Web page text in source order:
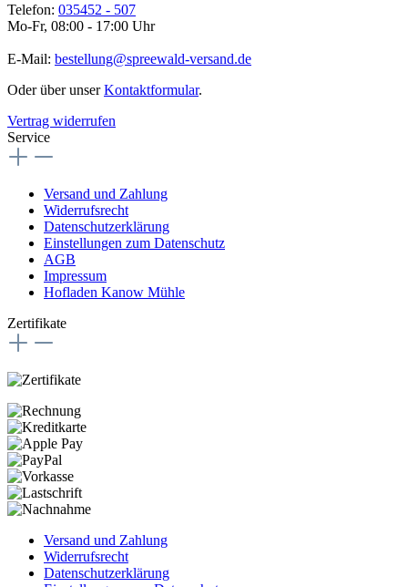
Telefon: 035452 - 507
Mo-Fr, 08:00 - 17:00 Uhr
E-Mail: bestellung@spreewald-versand.de
Oder über unserKontaktformular.
Vertrag widerrufen
Service
Versand und Zahlung
Widerrufsrecht
Datenschutzerklärung
Einstellungen zum Datenschutz
AGB
Impressum
Hofladen Kanow Mühle
Zertifikate
Versand und Zahlung
Widerrufsrecht
Datenschutzerklärung